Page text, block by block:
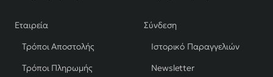
Εταιρεία
Τρόποι Αποστολής
Τρόποι Πληρωμής
Σύνδεση
Ιστορικό Παραγγελιών
Newsletter